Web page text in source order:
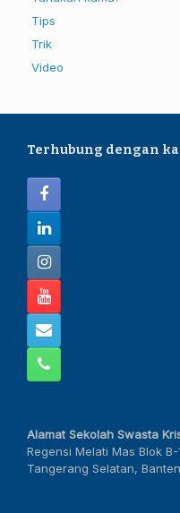
Tips
Trik
Video
Terhubung dengan
Alamat Sekolah Swasta
Regensi Melati Mas Blok
Tangerang Selatan,